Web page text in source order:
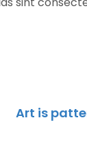
Art is